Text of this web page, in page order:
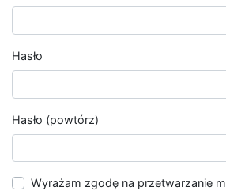
Hasło
Hasło (powtórz)
Wyrażam zgodę na przetwarzanie